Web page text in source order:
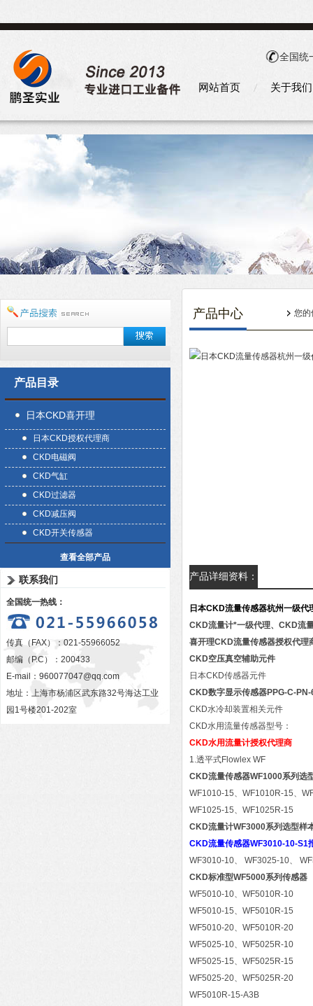
全国统
网站首页 关于我们
产品目录
日本CKD喜开理
日本CKD授权代理商
CKD电磁阀
CKD气缸
CKD过滤器
CKD减压阀
CKD开关传感器
查看全部产品
联系我们
全国统一热线：
传真（FAX）：021-55966052
邮编（P.C）：200433
E-mail： 960077047@qq.com
地址：上海市杨浦区武东路32号海达工业
园1号楼201-202室
产品中心 您的
产品详细资料：
日本CKD流量传感器杭州一级代
CKD流量计*一级代理、CKD流
喜开理CKD流量传感器授权代理
CKD空压真空辅助元件
日本CKD传感器元件
CKD数字显示传感器PPG-C-
CKD水冷却装置相关元件
CKD水用流量传感器型号：
CKD水用流量计授权代理商
1.透平式Flowlex WF
CKD流量传感器WF1000系列选
WF1010-15、WF1010R-15、
WF1025-15、WF1025R-15
CKD流量计WF3000系列选型样
CKD流量传感器WF3010-10-S1
WF3010-10、 WF3025-10、
CKD标准型WF5000系列传感器
WF5010-10、WF5010R-10
WF5010-15、WF5010R-15
WF5010-20、WF5010R-20
WF5025-10、WF5025R-10
WF5025-15、WF5025R-15
WF5025-20、WF5025R-20
WF5010R-15-A3B